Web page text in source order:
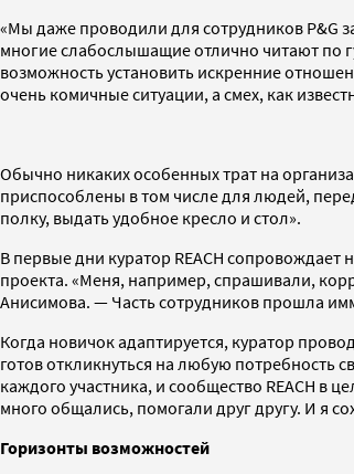
«Мы даже проводили для сотрудников P&G
многие слабослышащие отлично читают по
возможность установить искренние
очень комичные ситуации, а смех, как
Обычно никаких особенных трат на
приспособлены в том числе для людей,
полку, выдать удобное кресло и стол».
В первые дни куратор REACH
проекта. «Меня, например, спрашивали,
Анисимова. — Часть сотрудников прошла
Когда новичок адаптируется, куратор
готов откликнуться на любую потребность
каждого участника, и сообщество REACH в
много общались, помогали друг другу. И я
Горизонты возможностей